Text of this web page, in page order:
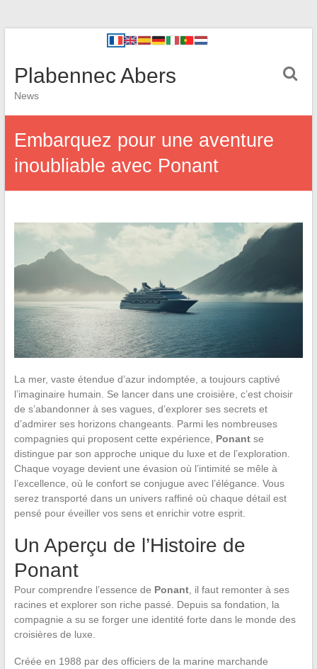
Plabennec Abers
News
Embarquez pour une aventure
inoubliable avec Ponant
La mer, vaste étendue d’azur indomptée, a toujours captivé
l’imaginaire humain. Se lancer dans une croisière, c’est choisir
de s’abandonner à ses vagues, d’explorer ses secrets et
d’admirer ses horizons changeants. Parmi les nombreuses
compagnies qui proposent cette expérience, Ponantse
distingue par son approche unique du luxe et de l’exploration.
Chaque voyage devient une évasion où l’intimité se mêle à
l’excellence, où le confort se conjugue avec l’élégance. Vous
serez transporté dans un univers raffiné où chaque détail est
pensé pour éveiller vos sens et enrichir votre esprit.
Un Aperçu de l’Histoire de
Ponant
Pour comprendre l’essence de Ponant, il faut remonter à ses
racines et explorer son riche passé. Depuis sa fondation, la
compagnie a su se forger une identité forte dans le monde des
croisières de luxe.
Créée en 1988 par des officiers de la marine marchande